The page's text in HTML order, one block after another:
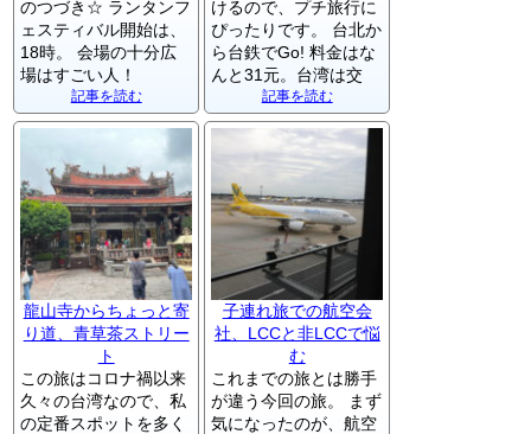
のつづき☆ ランタンフ
ェスティバル開始は、
18時。 会場の十分広
場はすごい人！
記事を読む
けるので、プチ旅行に
ぴったりです。 台北か
ら台鉄でGo! 料金はな
んと31元。台湾は交
記事を読む
龍山寺からちょっと寄
り道、青草茶ストリー
ト
この旅はコロナ禍以来
久々の台湾なので、私
の定番スポットを多く
子連れ旅での航空会
社、LCCと非LCCで悩
む
これまでの旅とは勝手
が違う今回の旅。 まず
気になったのが、航空